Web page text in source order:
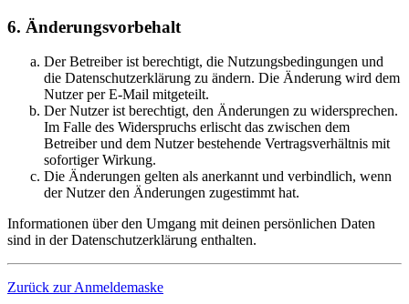
6. Änderungsvorbehalt
Der Betreiber ist berechtigt, die Nutzungsbedingungen und
die Datenschutzerklärung zu ändern. Die Änderung wird dem
Nutzer per E-Mail mitgeteilt.
Der Nutzer ist berechtigt, den Änderungen zu widersprechen.
Im Falle des Widerspruchs erlischt das zwischen dem
Betreiber und dem Nutzer bestehende Vertragsverhältnis mit
sofortiger Wirkung.
Die Änderungen gelten als anerkannt und verbindlich, wenn
der Nutzer den Änderungen zugestimmt hat.
Informationen über den Umgang mit deinen persönlichen Daten
sind in der Datenschutzerklärung enthalten.
Zurück zur Anmeldemaske